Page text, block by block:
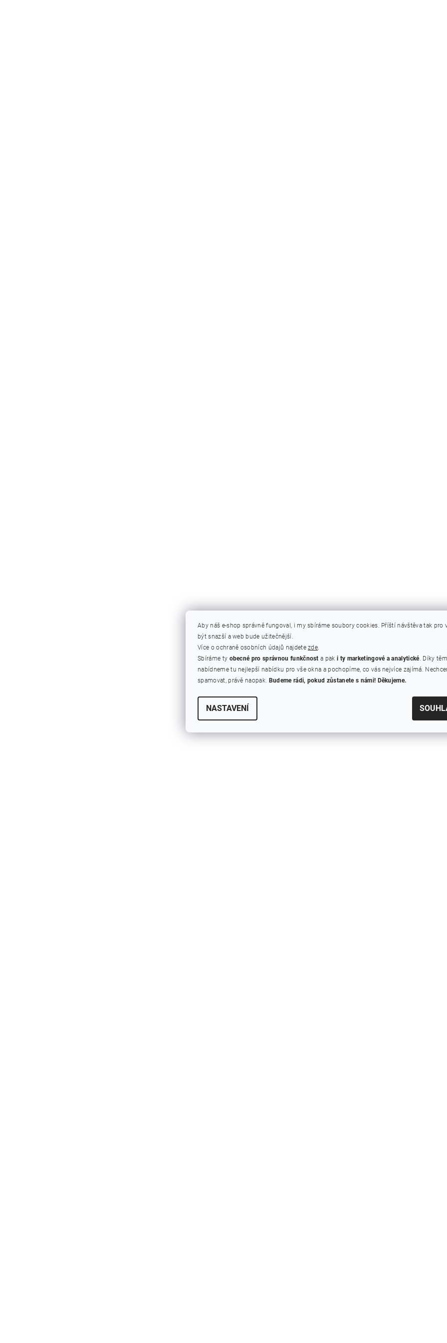
Aby náš e-shop správně fungoval, i my sbíráme soubory cookies. Příští návštěva tak pro
být snazší a web bude užitečnější.
Více o ochraně osobních údajů najdete zde.
Sbíráme ty obecné pro správnou funkčnost a paki ty marketingové a analytické. Díky
nabídneme tu nejlepší nabídku pro vše okna a pochopíme, co vás nejvíce zajímá.
spamovat, právě naopak. Budeme rádi, pokud zůstanete s námi! Děkujeme.
NASTAVENÍ